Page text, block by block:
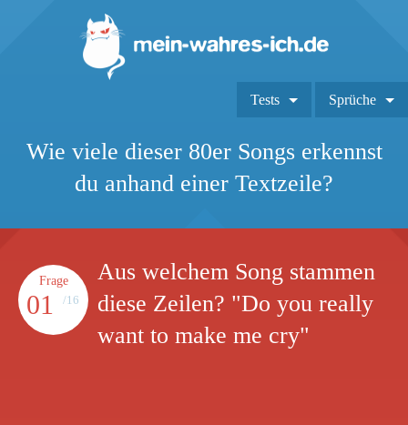
Tests Sprüche
Wie viele dieser 80er Songs erkennst
du anhand einer Textzeile?
Frage
01 /16
Aus welchem Song stammen
diese Zeilen? "Do you really
want to make me cry"